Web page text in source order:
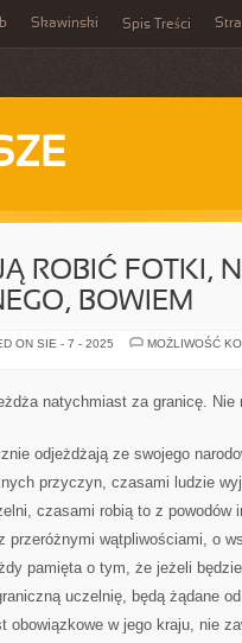
Skawinski Spis Treści
ROBIĆ FOTKI,
BOWIEM
ON SIE - 7 - 2025
MOŻLIWOŚĆ
natychmiast za granicę.
odjeżdżają ze swojego
przyczyn, czasami ludzie
czasami robią to z powodów
przeróżnymi wątpliwościami, o
pamięta o tym, że jeżeli
uczelnię, będą żądane
obowiązkowe w jego kraju, nie